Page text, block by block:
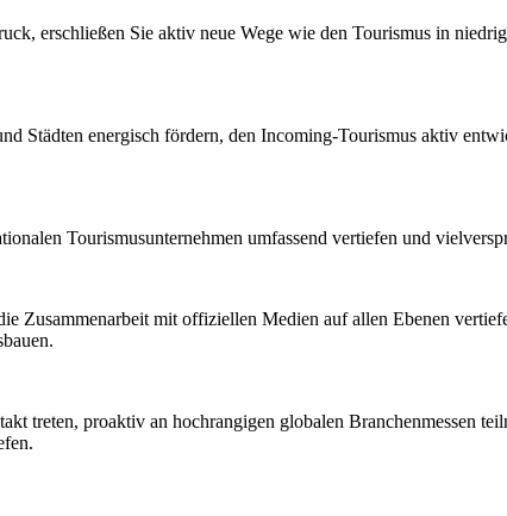
erschließen Sie aktiv neue Wege wie den Tourismus in
Städten energisch fördern, den Incoming-Tourismus aktiv
Tourismusunternehmen umfassend vertiefen und
Zusammenarbeit mit offiziellen Medien auf allen Ebenen
treten, proaktiv an hochrangigen globalen Branchenmessen